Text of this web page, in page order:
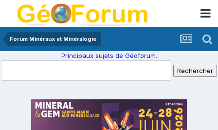
Forum Minéraux et Minéralogie
Principaux sujets de Géoforum.